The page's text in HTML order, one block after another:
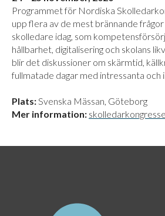
Programmet för Nordiska
upp flera av de mest brännande
skolledare idag, som
hållbarhet, digitalisering och skolans
blir det diskussioner om skärmtid,
fullmatade dagar med intressanta och
Plats:Svenska Mässan, Göteborg
Mer information: